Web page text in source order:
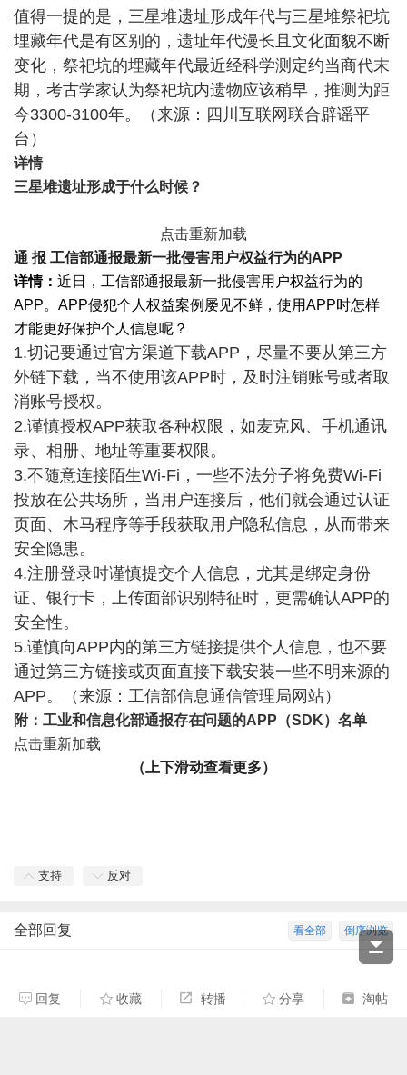
值得一提的是，三星堆遗址形成年代与三星堆祭祀坑
埋藏年代是有区别的，遗址年代漫长且文化面貌不断
变化，祭祀坑的埋藏年代最近经科学测定约当商代末
期，考古学家认为祭祀坑内遗物应该稍早，推测为距
今3300-3100年。（来源：四川互联网联合辟谣平
台）
详情
三星堆遗址形成于什么时候？
点击重新加载
通 报 工信部通报最新一批侵害用户权益行为的APP
详情： 近日，工信部通报最新一批侵害用户权益行为的
APP。APP侵犯个人权益案例屡见不鲜，使用APP时怎样
才能更好保护个人信息呢？
1.切记要通过官方渠道下载APP，尽量不要从第三方
外链下载，当不使用该APP时，及时注销账号或者取
消账号授权。
2.谨慎授权APP获取各种权限，如麦克风、手机通讯
录、相册、地址等重要权限。
3.不随意连接陌生Wi-Fi，一些不法分子将免费Wi-Fi
投放在公共场所，当用户连接后，他们就会通过认证
页面、木马程序等手段获取用户隐私信息，从而带来
安全隐患。
4.注册登录时谨慎提交个人信息，尤其是绑定身份
证、银行卡，上传面部识别特征时，更需确认APP的
安全性。
5.谨慎向APP内的第三方链接提供个人信息，也不要
通过第三方链接或页面直接下载安装一些不明来源的
APP。（来源：工信部信息通信管理局网站）
附：工业和信息化部通报存在问题的APP（SDK）名单
点击重新加载
（上下滑动查看更多）
支持 反对
倒序浏览
看全部
全部回复
回复 收藏 转播 分享 淘帖